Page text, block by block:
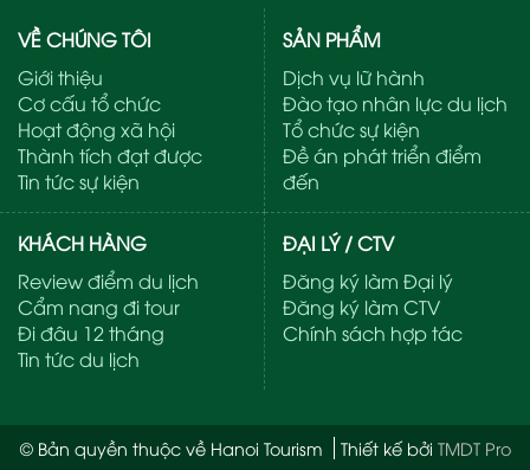
VỀ CHÚNG TÔI
Giới thiệu
Cơ cấu tổ chức
Hoạt động xã hội
Thành tích đạt được
Tin tức sự kiện
SẢN PHẨM
Dịch vụ lữ hành
Đào tạo nhân lực du lịch
Tổ chức sự kiện
Đề án phát triển điểm
đến
KHÁCH HÀNG
Review điểm du lịch
Cẩm nang đi tour
Đi đâu 12 tháng
Tin tức du lịch
ĐẠI LÝ / CTV
Đăng ký làm Đại lý
Đăng ký làm CTV
Chính sách hợp tác
© Bản quyền thuộc về Hanoi Tourism Thiết kế bởi TMDT Pro